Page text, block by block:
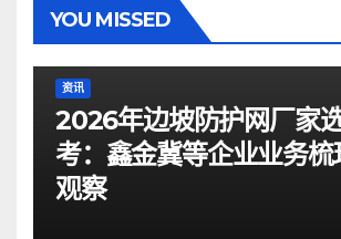
YOU MISSED
资讯
2026年边坡防护网厂家
考：鑫金冀等企业业务梳
观察